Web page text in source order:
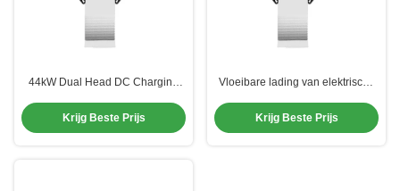
44kW Dual Head DC Charging
Voor elektrische voertuigen Auto
Krijg Beste Prijs
Vloeibare lading van elektrische
Krijg Beste Prijs